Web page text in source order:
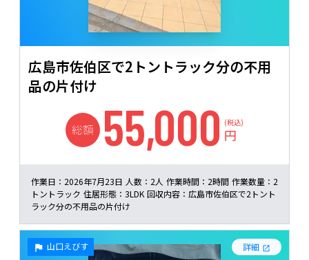
広島市佐伯区で2トントラック分の不用
品の片付け
総額 55,000 (税込)
円
作業日： 2026年7月23日 人数： 2人 作業時間： 2時間 作業数量： 2
トントラック 住居形態： 3LDK 回収内容： 広島市佐伯区で2トント
ラック分の不用品の片付け
山口えびす 詳細